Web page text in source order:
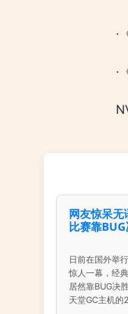
·
·
网友惊呆无
比赛靠
日前在国外举
惊人一幕，经
居然靠BUG决
天堂GC主机的